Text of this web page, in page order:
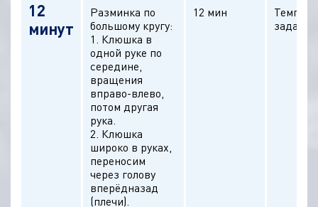
12
минут
Разминка по
большому кругу:
1. Клюшка в
одной руке по
середине,
вращения
вправо-влево,
потом другая
рука.
2. Клюшка
широко в руках,
переносим
через голову
вперёдназад
(плечи).
12 мин
Темп
задает